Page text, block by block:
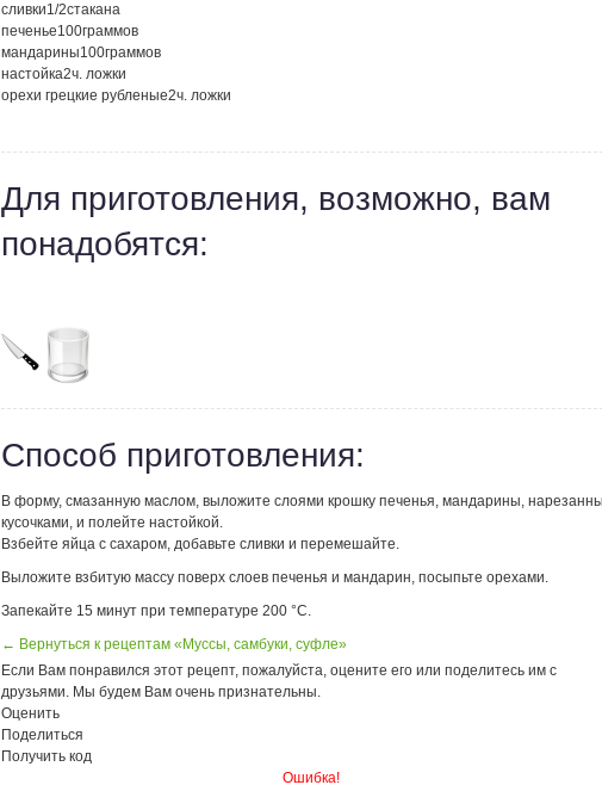
сливки1/2стакана
печенье100граммов
мандарины100граммов
настойка2ч. ложки
орехи грецкие рубленые2ч. ложки
Для приготовления, возможно, вам
понадобятся:
Способ приготовления:
В форму, смазанную маслом, выложите слоями крошку печенья, мандарины,
кусочками, и полейте настойкой.
Взбейте яйца с сахаром, добавьте сливки и перемешайте.
Выложите взбитую массу поверх слоев печенья и мандарин, посыпьте орехами.
Запекайте 15 минут при температуре 200 °С.
← Вернуться к рецептам «Муссы, самбуки, суфле»
Если Вам понравился этот рецепт, пожалуйста, оцените его или поделитесь им с
друзьями. Мы будем Вам очень признательны.
Оценить
Поделиться
Получить код
Ошибка!